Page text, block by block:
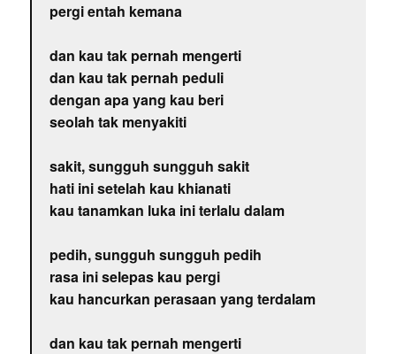
pergi entah kemana
dan kau tak pernah mengerti
dan kau tak pernah peduli
dengan apa yang kau beri
seolah tak menyakiti
sakit, sungguh sungguh sakit
hati ini setelah kau khianati
kau tanamkan luka ini terlalu dalam
pedih, sungguh sungguh pedih
rasa ini selepas kau pergi
kau hancurkan perasaan yang terdalam
dan kau tak pernah mengerti